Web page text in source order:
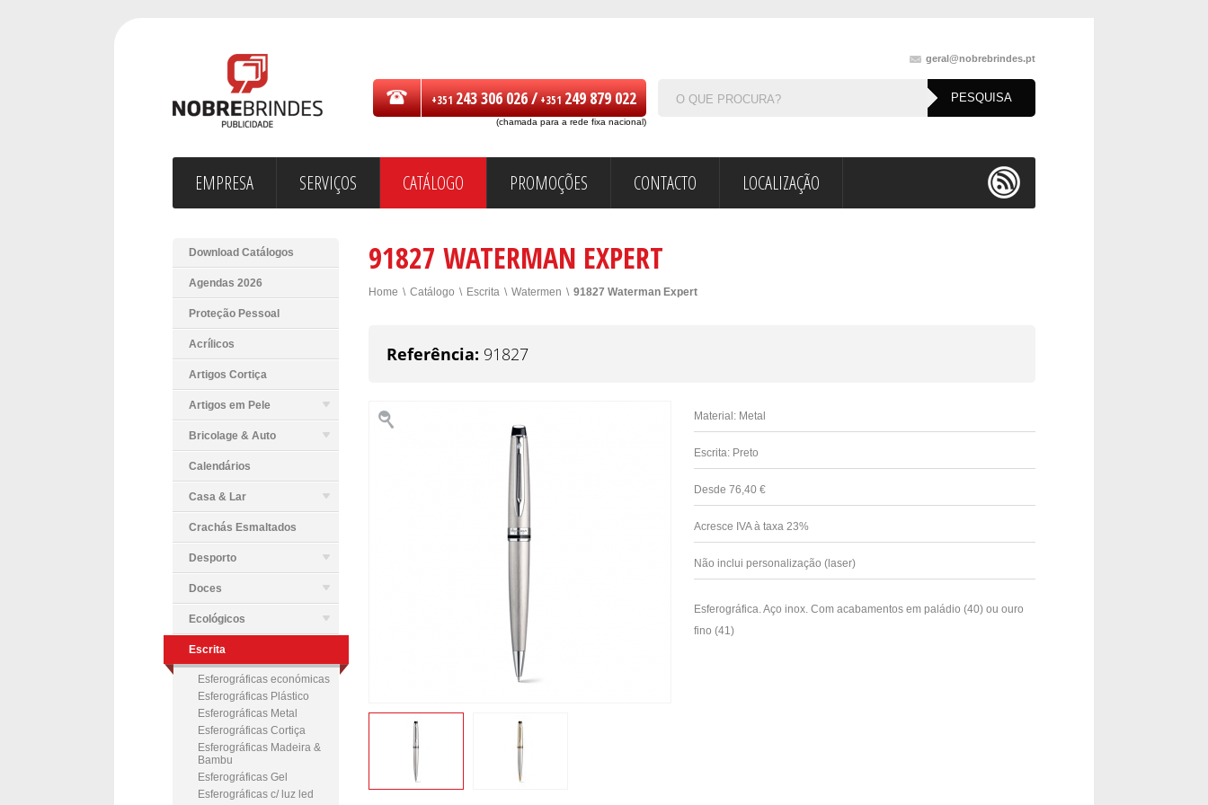
geral@nobrebrindes.pt
+351243 306 026 /+351249 879 022
(chamada para a rede fixa nacional)
EMPRESA SERVIÇOS CATÁLOGO PROMOÇÕES CONTACTO LOCALIZAÇÃO
Download Catálogos
Agendas 2026
Proteção Pessoal
Acrílicos
Artigos Cortiça
Artigos em Pele
Bricolage & Auto
Calendários
Casa & Lar
Crachás Esmaltados
Desporto
Doces
Ecológicos
Escrita
Esferográficas económicas
Esferográficas Plástico
Esferográficas Metal
Esferográficas Cortiça
Esferográficas Madeira &
Bambu
Esferográficas Gel
Esferográficas c/ luz led
91827 WATERMAN EXPERT
Home \ Catálogo \ Escrita \ Watermen \ 91827 Waterman Expert
Referência: 91827
Material: Metal
Escrita: Preto
Desde 76,40 €
Acresce IVA à taxa 23%
Não inclui personalização (laser)
Esferográfica. Aço inox. Com acabamentos em paládio (40) ou ouro
fino (41)